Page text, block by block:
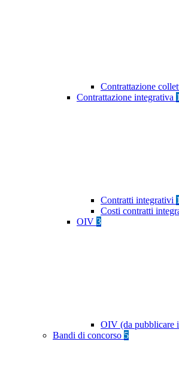
Contrattazione
Contrattazione integrativa
Contratti integrativi 1
Costi contratti
OIV 3
OIV (da pubblicare
Bandi di concorso 5